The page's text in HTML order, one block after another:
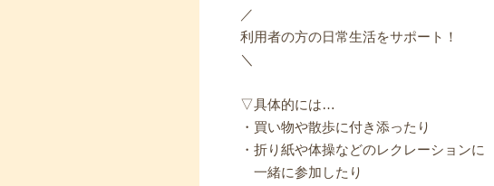
／
利用者の方の日常生活をサポート！
＼
▽具体的には…
・買い物や散歩に付き添ったり
・折り紙や体操などのレクレーションに
一緒に参加したり